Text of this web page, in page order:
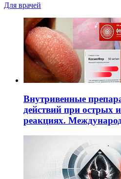
Для врачей
Внутривенные
действий при острых
реакциях.